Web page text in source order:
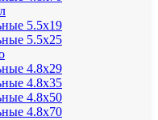
5.5х19
5.5х25
4.8х29
4.8х35
4.8х50
4.8х70